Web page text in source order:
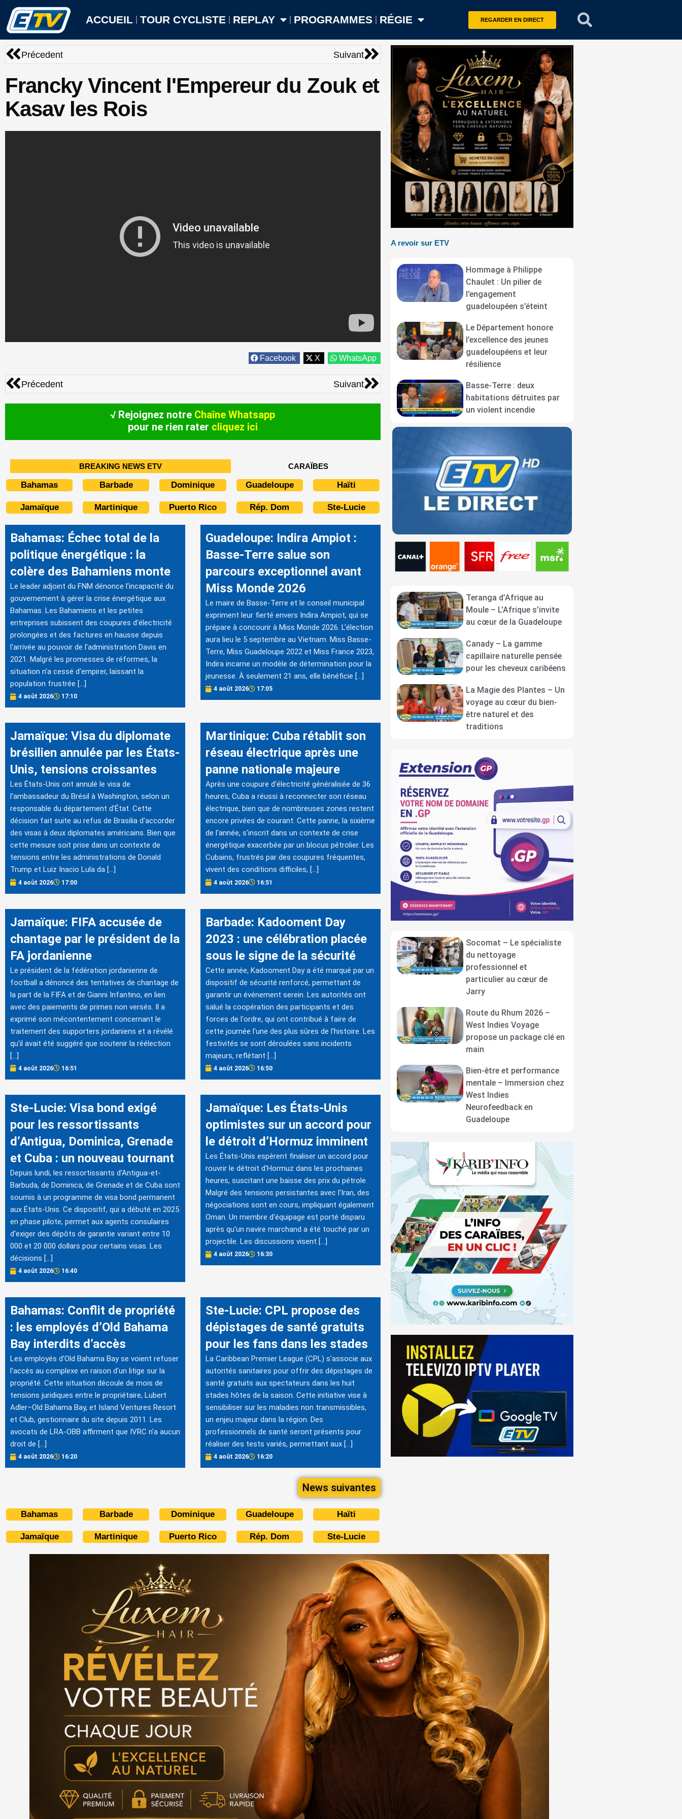
Aller
contenu
ACCUEIL TOUR CYCLISTE REPLAY PROGRAMMES RÉGIE REGARDER EN DIRECT
Précédent
Précedent SuivantSuivant
Francky Vincent l'Empereur du Zouk et
Kasav les Rois
Facebook X WhatsApp
Précédent
Précedent SuivantSuivant
√ Rejoignez notre Chaîne Whatsapp
pour ne rien rater cliquez ici
BREAKING NEWS ETV CARAÏBES
Bahamas Barbade Dominique Guadeloupe Haïti
Jamaïque Martinique Puerto Rico Rép. Dom Ste-Lucie
Bahamas: Échec total de la
politique énergétique : la
colère des Bahamiens monte
Le leader adjoint du FNM dénonce l'incapacité du
gouvernement à gérer la crise énergétique aux
Bahamas. Les Bahamiens et les petites
entreprises subissent des coupures d'électricité
prolongées et des factures en hausse depuis
l'arrivée au pouvoir de l'administration Davis en
2021. Malgré les promesses de réformes, la
situation n'a cessé d'empirer, laissant la
population frustrée […]
4 août 2026 17:10
Guadeloupe: Indira Ampiot :
Basse-Terre salue son
parcours exceptionnel avant
Miss Monde 2026
Le maire de Basse-Terre et le conseil municipal
expriment leur fierté envers Indira Ampiot, qui se
prépare à concourir à Miss Monde 2026. L'élection
aura lieu le 5 septembre au Vietnam. Miss Basse-
Terre, Miss Guadeloupe 2022 et Miss France 2023,
Indira incarne un modèle de détermination pour la
jeunesse. À seulement 21 ans, elle bénéficie […]
4 août 2026 17:05
Jamaïque: Visa du diplomate
brésilien annulée par les États-
Unis, tensions croissantes
Les États-Unis ont annulé le visa de
l'ambassadeur du Brésil à Washington, selon un
responsable du département d'État. Cette
décision fait suite au refus de Brasilia d'accorder
des visas à deux diplomates américains. Bien que
cette mesure soit prise dans un contexte de
tensions entre les administrations de Donald
Trump et Luiz Inacio Lula da […]
4 août 2026 17:00
Martinique: Cuba rétablit son
réseau électrique après une
panne nationale majeure
Après une coupure d'électricité généralisée de 36
heures, Cuba a réussi à reconnecter son réseau
électrique, bien que de nombreuses zones restent
encore privées de courant. Cette panne, la sixième
de l'année, s'inscrit dans un contexte de crise
énergétique exacerbée par un blocus pétrolier. Les
Cubains, frustrés par des coupures fréquentes,
vivent des conditions difficiles, […]
4 août 2026 16:51
Jamaïque: FIFA accusée de
chantage par le président de la
FA jordanienne
Le président de la fédération jordanienne de
football a dénoncé des tentatives de chantage de
la part de la FIFA et de Gianni Infantino, en lien
avec des paiements de primes non versés. Il a
exprimé son mécontentement concernant le
traitement des supporters jordaniens et a révélé
qu'il avait été suggéré que soutenir la réélection
[…]
4 août 2026 16:51
Barbade: Kadooment Day
2023 : une célébration placée
sous le signe de la sécurité
Cette année, Kadooment Day a été marqué par un
dispositif de sécurité renforcé, permettant de
garantir un événement serein. Les autorités ont
salué la coopération des participants et des
forces de l'ordre, qui ont contribué à faire de
cette journée l'une des plus sûres de l'histoire. Les
festivités se sont déroulées sans incidents
majeurs, reflétant […]
4 août 2026 16:50
Ste-Lucie: Visa bond exigé
pour les ressortissants
d’Antigua, Dominica, Grenade
et Cuba : un nouveau tournant
Depuis lundi, les ressortissants d'Antigua-et-
Barbuda, de Dominica, de Grenade et de Cuba sont
soumis à un programme de visa bond permanent
aux États-Unis. Ce dispositif, qui a débuté en 2025
en phase pilote, permet aux agents consulaires
d'exiger des dépôts de garantie variant entre 10
000 et 20 000 dollars pour certains visas. Les
décisions […]
4 août 2026 16:40
Jamaïque: Les États-Unis
optimistes sur un accord pour
le détroit d’Hormuz imminent
Les États-Unis espèrent finaliser un accord pour
rouvrir le détroit d'Hormuz dans les prochaines
heures, suscitant une baisse des prix du pétrole.
Malgré des tensions persistantes avec l'Iran, des
négociations sont en cours, impliquant également
Oman. Un membre d'équipage est porté disparu
après qu'un navire marchand a été touché par un
projectile. Les discussions visent […]
4 août 2026 16:30
Bahamas: Conflit de propriété
: les employés d’Old Bahama
Bay interdits d’accès
Les employés d'Old Bahama Bay se voient refuser
l'accès au complexe en raison d'un litige sur la
propriété. Cette situation découle de mois de
tensions juridiques entre le propriétaire, Lubert
Adler–Old Bahama Bay, et Island Ventures Resort
et Club, gestionnaire du site depuis 2011. Les
avocats de LRA-OBB affirment que IVRC n'a aucun
droit de […]
4 août 2026 16:20
Ste-Lucie: CPL propose des
dépistages de santé gratuits
pour les fans dans les stades
La Caribbean Premier League (CPL) s'associe aux
autorités sanitaires pour offrir des dépistages de
santé gratuits aux spectateurs dans les huit
stades hôtes de la saison. Cette initiative vise à
sensibiliser sur les maladies non transmissibles,
un enjeu majeur dans la région. Des
professionnels de santé seront présents pour
réaliser des tests variés, permettant aux […]
4 août 2026 16:20
News suivantes
Bahamas Barbade Dominique Guadeloupe Haïti
Jamaïque Martinique Puerto Rico Rép. Dom Ste-Lucie
A revoir sur ETV
Hommage à Philippe
Chaulet : Un pilier de
l’engagement
guadeloupéen s’éteint
Le Département honore
l’excellence des jeunes
guadeloupéens et leur
résilience
Basse-Terre : deux
habitations détruites par
un violent incendie
Teranga d’Afrique au
Moule – L’Afrique s’invite
au cœur de la Guadeloupe
Canady – La gamme
capillaire naturelle pensée
pour les cheveux caribéens
La Magie des Plantes – Un
voyage au cœur du bien-
être naturel et des
traditions
Socomat – Le spécialiste
du nettoyage
professionnel et
particulier au cœur de
Jarry
Route du Rhum 2026 –
West Indies Voyage
propose un package clé en
main
Bien-être et performance
mentale – Immersion chez
West Indies
Neurofeedback en
Guadeloupe